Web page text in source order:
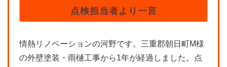
点検担当者より一言
情熱リノベーションの河野です。三重郡朝日町M様
の外壁塗装・雨樋工事から1年が経過しました。点